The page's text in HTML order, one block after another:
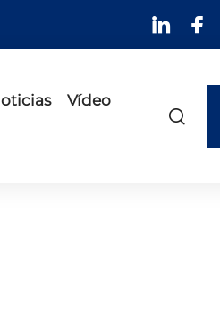
Vídeo